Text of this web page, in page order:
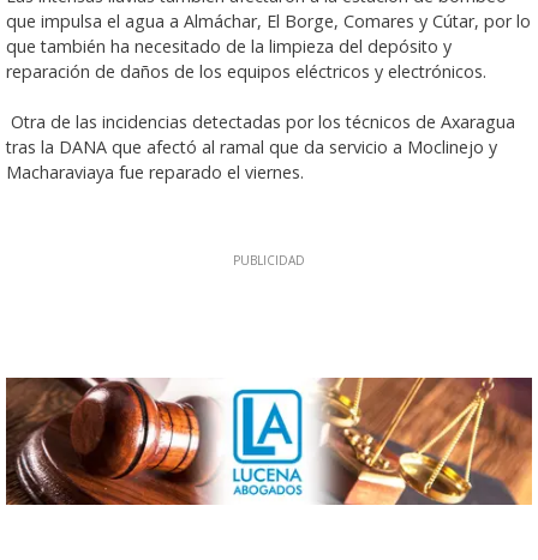
que impulsa el agua a Almáchar, El Borge, Comares y Cútar, por lo
que también ha necesitado de la limpieza del depósito y
reparación de daños de los equipos eléctricos y electrónicos.
Otra de las incidencias detectadas por los técnicos de Axaragua
tras la DANA que afectó al ramal que da servicio a Moclinejo y
Macharaviaya fue reparado el viernes.